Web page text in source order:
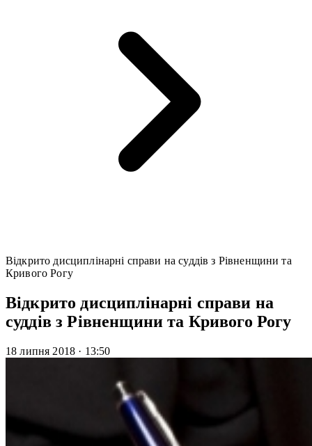
Відкрито дисциплінарні справи на суддів з Рівненщини та
Кривого Рогу
Відкрито дисциплінарні справи на
суддів з Рівненщини та Кривого Рогу
18 липня 2018 · 13:50